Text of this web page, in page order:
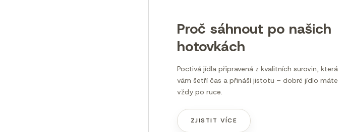
Proč sáhnout po našich
hotovkách
Poctivá jídla připravená z kvalitních surovin, která
vám šetří čas a přináší jistotu – dobré jídlo máte
vždy po ruce.
ZJISTIT VÍCE